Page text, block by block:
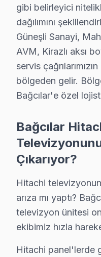
▸ Panel sorunu:
▸ T-Con kart: BGA
▸ Ses sistemi:
Bağcılar'de hangi
Hitachi TV Servis
Bağcılar'de Hitachi
100. Yıl, 15
Fevzi Çakmak,
Hitachi
Hitachi TV Teknik
gibi belirleyici
dağılımını
Güneşli Sanayi,
AVM, Kirazlı aksı
servis
bölgeden gelir.
Bağcılar'e özel
Bağcılar
Çıkarıyor?
Hitachi
arıza mı yaptı?
televizyon ünitesi
ekibimiz hızla
Hitachi panel'lerde